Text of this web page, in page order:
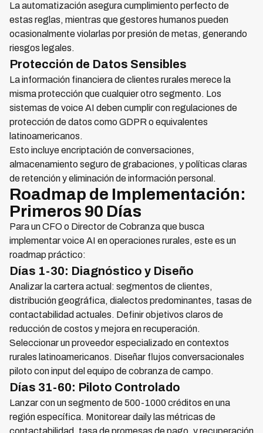
La automatización asegura cumplimiento perfecto de
estas reglas, mientras que gestores humanos pueden
ocasionalmente violarlas por presión de metas, generando
riesgos legales.
Protección de Datos Sensibles
La información financiera de clientes rurales merece la
misma protección que cualquier otro segmento. Los
sistemas de voice AI deben cumplir con regulaciones de
protección de datos como GDPR o equivalentes
latinoamericanos.
Esto incluye encriptación de conversaciones,
almacenamiento seguro de grabaciones, y políticas claras
de retención y eliminación de información personal.
Roadmap de Implementación:
Primeros 90 Días
Para un CFO o Director de Cobranza que busca
implementar voice AI en operaciones rurales, este es un
roadmap práctico:
Días 1-30: Diagnóstico y Diseño
Analizar la cartera actual: segmentos de clientes,
distribución geográfica, dialectos predominantes, tasas de
contactabilidad actuales. Definir objetivos claros de
reducción de costos y mejora en recuperación.
Seleccionar un proveedor especializado en contextos
rurales latinoamericanos. Diseñar flujos conversacionales
piloto con input del equipo de cobranza de campo.
Días 31-60: Piloto Controlado
Lanzar con un segmento de 500-1000 créditos en una
región específica. Monitorear daily las métricas de